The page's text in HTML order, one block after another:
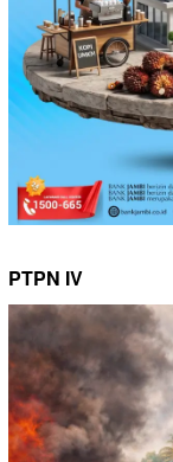
PTPN IV